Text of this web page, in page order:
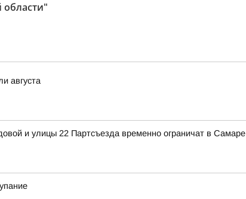
августа
и улицы 22 Партсъезда временно ограничат в Самаре